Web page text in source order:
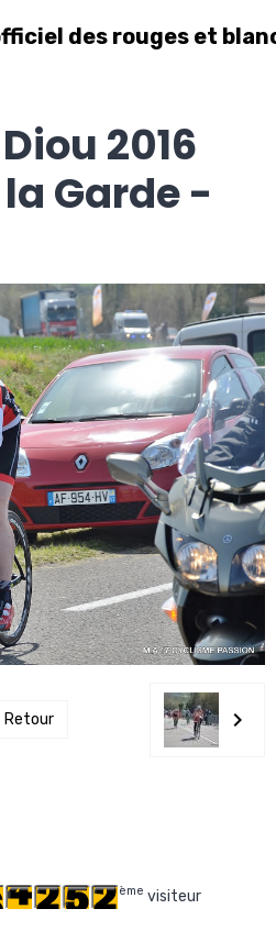
des rouges et
2016
Garde -
Retour
ème visiteur